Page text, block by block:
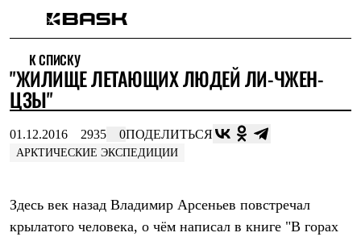
Интернет-магазин
Мужская одежда
Утепленная пухом
Куртки
Жилеты
Комбинезоны
Брюки
Штормовая одежда
Куртки
К СПИСКУ
​"ЖИЛИЩЕ ЛЕТАЮЩИХ ЛЮДЕЙ ЛИ-ЧЖЕН-
ЦЗЫ"
01.12.2016 2935 0ПОДЕЛИТЬСЯ
АРКТИЧЕСКИЕ ЭКСПЕДИЦИИ
Здесь век назад Владимир Арсеньев повстречал
крылатого человека, о чём написал в книге "В горах